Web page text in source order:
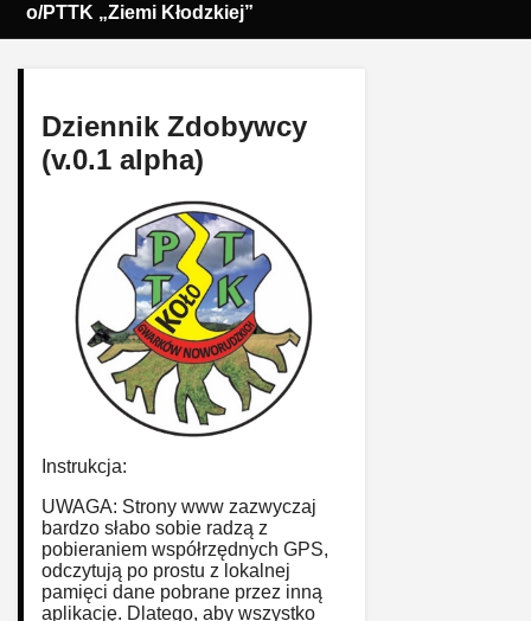
o/PTTK „Ziemi Kłodzkiej”
Dziennik Zdobywcy
(v.0.1 alpha)
Instrukcja:
UWAGA: Strony www zazwyczaj
bardzo słabo sobie radzą z
pobieraniem współrzędnych GPS,
odczytują po prostu z lokalnej
pamięci dane pobrane przez inną
aplikację. Dlatego, aby wszystko